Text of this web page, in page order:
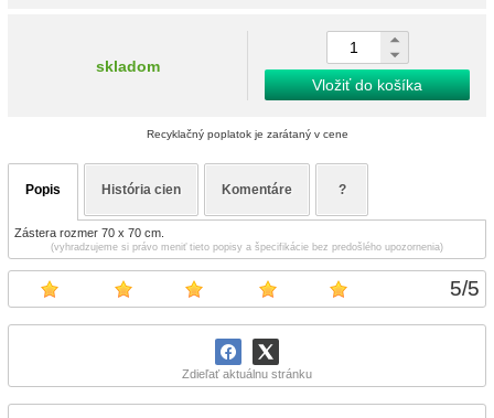
5/5
Zdieľať aktuálnu stránku
skladom
Vložiť do košíka
Recyklačný poplatok je zarátaný v cene
Popis História cien Komentáre ?
Zástera rozmer 70 x 70 cm.
(vyhradzujeme si právo meniť tieto popisy a špecifikácie bez predošlého upozornenia)